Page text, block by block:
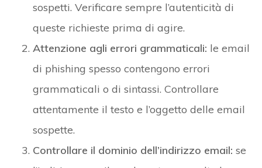
sospetti. Verificare sempre l’autenticità di
queste richieste prima di agire.
Attenzione agli errori grammaticali: le email
di phishing spesso contengono errori
grammaticali o di sintassi. Controllare
attentamente il testo e l’oggetto delle email
sospette.
Controllare il dominio dell’indirizzo email: se